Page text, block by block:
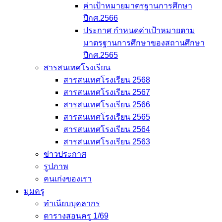
ค่าเป้าหมายมาตรฐานการศึกษา
ปีกศ.2566
ประกาศ กำหนดค่าเป้าหมายตาม
มาตรฐานการศึกษาของสถานศึกษา
ปีกศ.2565
สารสนเทศโรงเรียน
สารสนเทศโรงเรียน 2568
สารสนเทศโรงเรียน 2567
สารสนเทศโรงเรียน 2566
สารสนเทศโรงเรียน 2565
สารสนเทศโรงเรียน 2564
สารสนเทศโรงเรียน 2563
ข่าวประกาศ
รูปภาพ
คนเก่งของเรา
มุมครู
ทำเนียบบุคลากร
ตารางสอนครู 1/69